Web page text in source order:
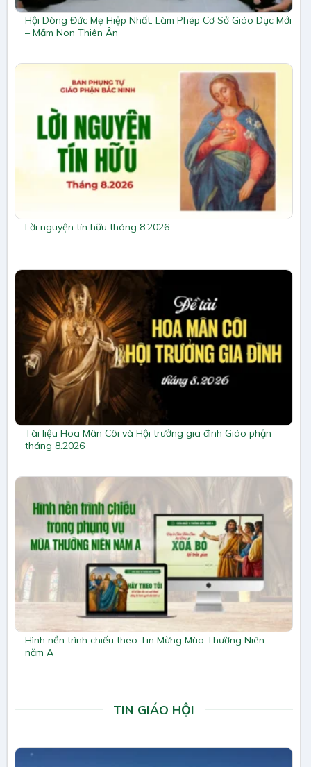
Hội Dòng Đức Mẹ Hiệp Nhất: Làm Phép Cơ Sở Giáo Dục Mới
– Mầm Non Thiên Ân
Lời nguyện tín hữu tháng 8.2026
Tài liệu Hoa Mân Côi và Hội trưởng gia đình Giáo phận
tháng 8.2026
Hình nền trình chiếu theo Tin Mừng Mùa Thường Niên –
năm A
TIN GIÁO HỘI